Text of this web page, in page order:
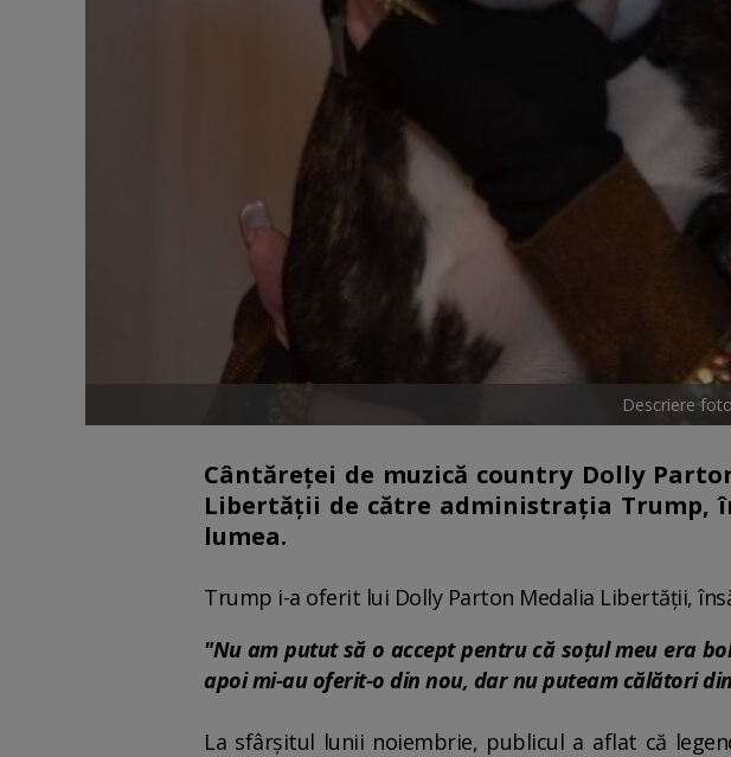
Descriere
Cântăreţei de muzică country Dolly
Libertăţii de către administraţia Trump,
lumea.
Trump i-a oferit lui Dolly Parton Medalia Libertăţii,
"Nu am putut să o accept pentru că soţul meu era
apoi mi-au oferit-o din nou, dar nu puteam călători din
La sfârşitul lunii noiembrie, publicul a aflat că